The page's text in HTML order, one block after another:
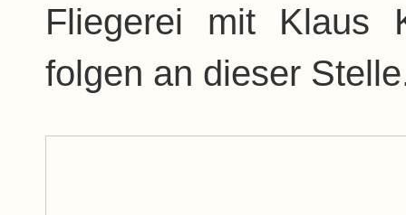
Fliegerei mit Klaus
folgen an dieser